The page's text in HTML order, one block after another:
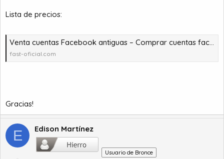
Lista de precios:
Venta cuentas Facebook antiguas – Comprar cuentas facebook – comprar cuentas facebook – comprar cuentas gmail
fast-oficial.com
Gracias!
E Edison Martínez
Usuario de Bronce